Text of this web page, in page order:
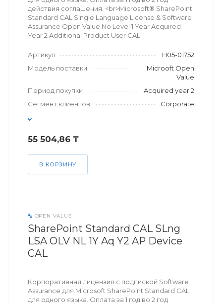
действия соглашения. <br>Microsoft® SharePoint
Standard CAL Single Language License & Software
Assurance Open Value No Level 1 Year Acquired
Year 2 Additional Product User CAL
Артикул
H05-01752
Модель поставки
Microoft Open
Value
Период покупки
Acquired year 2
Сегмент клиентов
Corporate
55 504,86 ₸
В КОРЗИНУ
OPEN VALUE
SharePoint Standard CAL SLng
LSA OLV NL 1Y Aq Y2 AP Device
CAL
Корпоративная лицензия с подпиской Software
Assurance для Microsoft SharePoint Standard CAL
для одного языка. Оплата за 1 год во 2 год